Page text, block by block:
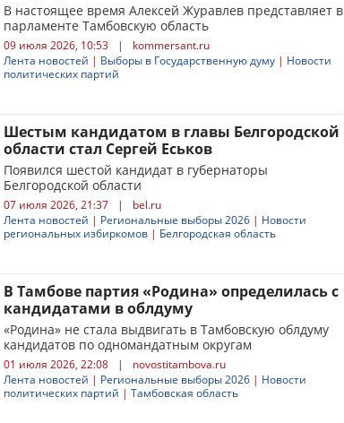
В настоящее время Алексей Журавлев представляет в
парламенте Тамбовскую область
09 июля 2026, 10:53 |
kommersant.ru
Лента новостей | Выборы в Государственную думу | Новости
политических партий
Шестым кандидатом в главы Белгородской
области стал Сергей Еськов
Появился шестой кандидат в губернаторы
Белгородской области
07 июля 2026, 21:37 |
bel.ru
Лента новостей | Региональные выборы 2026 | Новости
региональных избиркомов | Белгородская область
В Тамбове партия «Родина» определилась с
кандидатами в облдуму
«Родина» не стала выдвигать в Тамбовскую облдуму
кандидатов по одномандатным округам
01 июля 2026, 22:08 |
novostitambova.ru
Лента новостей | Региональные выборы 2026 | Новости
политических партий | Тамбовская область